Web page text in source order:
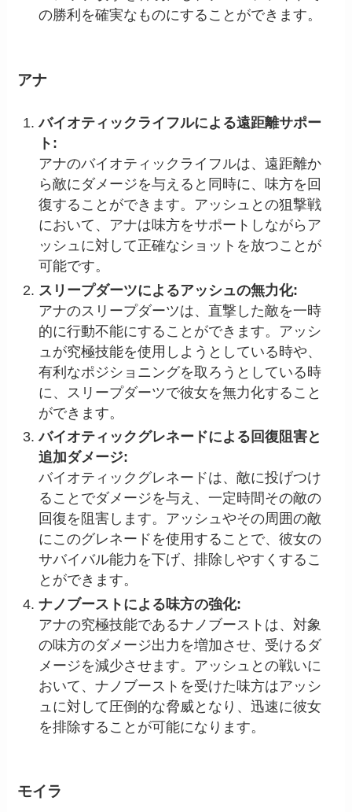
の勝利を確実なものにすることができます。
アナ
バイオティックライフルによる遠距離サポー
ト:
アナのバイオティックライフルは、遠距離か
ら敵にダメージを与えると同時に、味方を回
復することができます。アッシュとの狙撃戦
において、アナは味方をサポートしながらア
ッシュに対して正確なショットを放つことが
可能です。
スリープダーツによるアッシュの無力化:
アナのスリープダーツは、直撃した敵を一時
的に行動不能にすることができます。アッシ
ュが究極技能を使用しようとしている時や、
有利なポジショニングを取ろうとしている時
に、スリープダーツで彼女を無力化すること
ができます。
バイオティックグレネードによる回復阻害と
追加ダメージ:
バイオティックグレネードは、敵に投げつけ
ることでダメージを与え、一定時間その敵の
回復を阻害します。アッシュやその周囲の敵
にこのグレネードを使用することで、彼女の
サバイバル能力を下げ、排除しやすくするこ
とができます。
ナノブーストによる味方の強化:
アナの究極技能であるナノブーストは、対象
の味方のダメージ出力を増加させ、受けるダ
メージを減少させます。アッシュとの戦いに
おいて、ナノブーストを受けた味方はアッシ
ュに対して圧倒的な脅威となり、迅速に彼女
を排除することが可能になります。
モイラ